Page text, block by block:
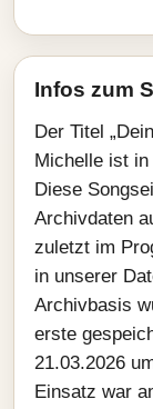
Infos zum
Der Titel
Michelle ist
Diese
Archivdaten
zuletzt im
in unserer
Archivbasis
erste
21.03.2026
Einsatz war